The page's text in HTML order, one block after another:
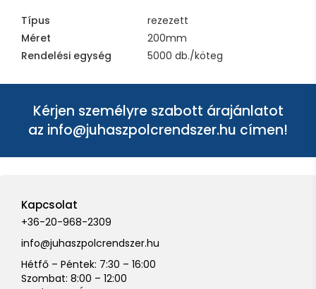
Típus
rezezett
Méret
200mm
Rendelési egység
5000 db./köteg
Kérjen személyre szabott árajánlatot
az info@juhaszpolcrendszer.hu címen!
Kapcsolat
+36-20-968-2309
info@juhaszpolcrendszer.hu
Hétfő – Péntek: 7:30 – 16:00
Szombat: 8:00 – 12:00